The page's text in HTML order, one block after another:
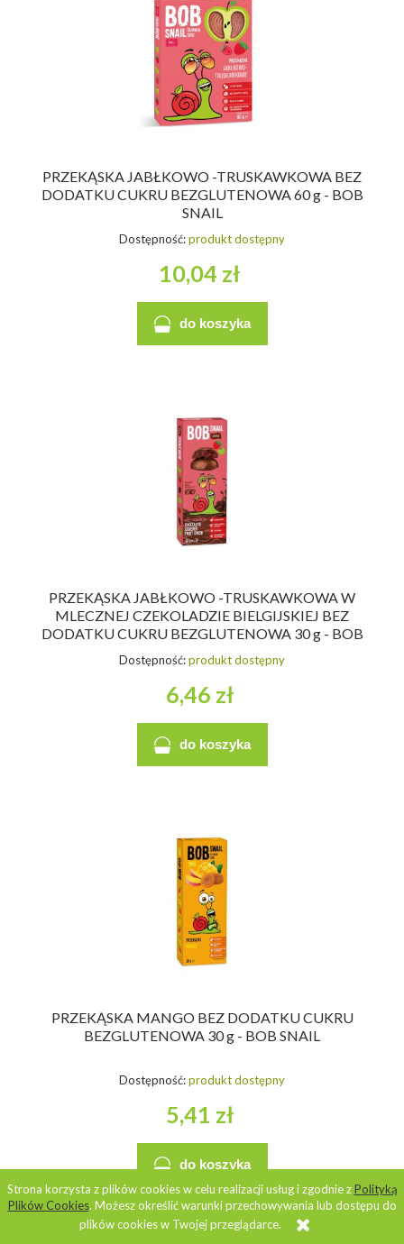
Strona korzysta z plików cookies w celu realizacji usług i zgodnie zPolityką
Plików Cookies. Możesz określić warunki przechowywania lub dostępu do
plików cookies w Twojej przeglądarce.
PRZEKĄSKA JABŁKOWO -TRUSKAWKOWA BEZ
DODATKU CUKRU BEZGLUTENOWA 60 g - BOB
SNAIL
Dostępność:produkt dostępny
10,04 zł
do koszyka
PRZEKĄSKA JABŁKOWO -TRUSKAWKOWA W
MLECZNEJ CZEKOLADZIE BIELGIJSKIEJ BEZ
DODATKU CUKRU BEZGLUTENOWA 30 g - BOB
Dostępność:produkt dostępny
6,46 zł
do koszyka
PRZEKĄSKA MANGO BEZ DODATKU CUKRU
BEZGLUTENOWA 30 g - BOB SNAIL
Dostępność:produkt dostępny
5,41 zł
do koszyka